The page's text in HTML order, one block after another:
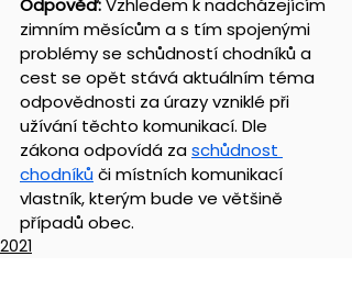
Odpověď: Vzhledem k nadcházejícím
zimním měsícům a s tím spojenými
problémy se schůdností chodníků a
cest se opět stává aktuálním téma
odpovědnosti za úrazy vzniklé při
užívání těchto komunikací. Dle
zákona odpovídá za schůdnost
chodníků či místních komunikací
vlastník, kterým bude ve většině
případů obec.
2021